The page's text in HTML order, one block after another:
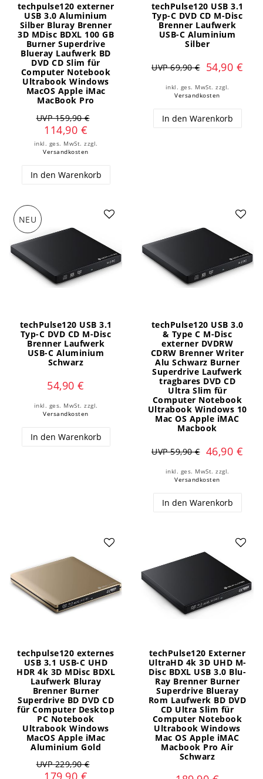
techpulse120 externer
USB 3.0 Aluminium
Silber Bluray Brenner
3D MDisc BDXL 100 GB
Burner Superdrive
Blueray Laufwerk BD
DVD CD Slim für
Computer Notebook
Ultrabook Windows
MacOS Apple iMac
MacBook Pro
UVP 159,90 €
114,90 €
inkl. ges. MwSt. zzgl.
Versandkosten
In den Warenkorb
techPulse120 USB 3.1
Typ-C DVD CD M-Disc
Brenner Laufwerk
USB-C Aluminium
Silber
UVP 69,90 € 54,90 €
inkl. ges. MwSt. zzgl.
Versandkosten
In den Warenkorb
NEU
techPulse120 USB 3.1
Typ-C DVD CD M-Disc
Brenner Laufwerk
USB-C Aluminium
Schwarz
54,90 €
inkl. ges. MwSt. zzgl.
Versandkosten
In den Warenkorb
techPulse120 USB 3.0
& Type C M-Disc
externer DVDRW
CDRW Brenner Writer
Alu Schwarz Burner
Superdrive Laufwerk
tragbares DVD CD
Ultra Slim für
Computer Notebook
Ultrabook Windows 10
Mac OS Apple iMAC
Macbook
UVP 59,90 € 46,90 €
inkl. ges. MwSt. zzgl.
Versandkosten
In den Warenkorb
techpulse120 externes
USB 3.1 USB-C UHD
HDR 4k 3D MDisc BDXL
Laufwerk Bluray
Brenner Burner
Superdrive BD DVD CD
für Computer Desktop
PC Notebook
Ultrabook Windows
MacOS Apple iMac
Aluminium Gold
UVP 229,90 €
techPulse120 Externer
UltraHD 4k 3D UHD M-
Disc BDXL USB 3.0 Blu-
Ray Brenner Burner
Superdrive Blueray
Rom Laufwerk BD DVD
CD Ultra Slim für
Computer Notebook
Ultrabook Windows
Mac OS Apple iMAC
Macbook Pro Air
Schwarz